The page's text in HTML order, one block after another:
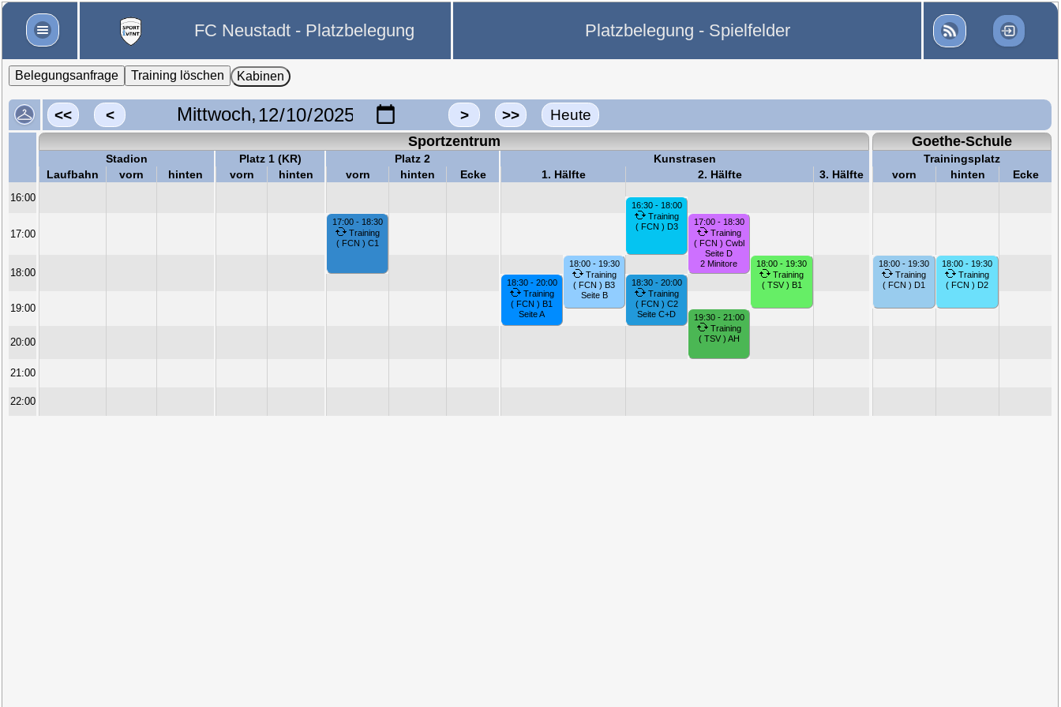
FC Neustadt - Platzbelegung Platzbelegung - Spielfelder
Belegungsanfrage Training löschen Kabinen
<< < Mittwoch, > >> Heute
Sportzentrum Goethe-Schule
Stadion Platz 1 (KR) Platz 2 Kunstrasen
Trainingsplatz
Laufbahn
vorn hinten vorn hinten vorn hinten Ecke 1. Hälfte 2. Hälfte 3. Hälfte vorn hinten Ecke
16:00
16:30 - 18:00
Training
( FCN ) D3
17:00
17:00 - 18:30
Training
( FCN ) C1
17:00 - 18:30
Training
( FCN ) Cwbl
Seite D
2 Minitore
18:00
18:00 - 19:30
Training
( FCN ) B3
Seite B
18:00 - 19:30
Training
( TSV ) B1
18:00 - 19:30
Training
( FCN ) D1
18:00 - 19:30
Training
( FCN ) D2
18:30 - 20:00
Training
( FCN ) B1
Seite A
18:30 - 20:00
Training
( FCN ) C2
Seite C+D
19:00
19:30 - 21:00
Training
( TSV ) AH
20:00
21:00
22:00